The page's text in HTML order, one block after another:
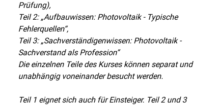
Prüfung),
Teil 2: „Aufbauwissen: Photovoltaik - Typische
Fehlerquellen“,
Teil 3: „Sachverständigenwissen: Photovoltaik -
Sachverstand als Profession“
Die einzelnen Teile des Kurses können separat und
unabhängig voneinander besucht werden.
Teil 1 eignet sich auch für Einsteiger. Teil 2 und 3